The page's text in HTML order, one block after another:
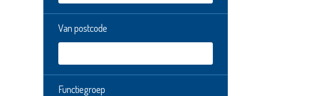
Van postcode
Functiegroep